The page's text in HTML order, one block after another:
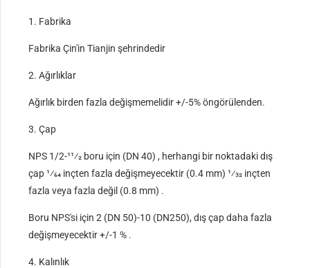
1. Fabrika
Fabrika Çin'in Tianjin şehrindedir
2. Ağırlıklar
Ağırlık birden fazla değişmemelidir +/-5% öngörülenden.
3. Çap
NPS 1/2-11⁄2 boru için (DN 40) , herhangi bir noktadaki dış
çap 1⁄64 inçten fazla değişmeyecektir (0.4 mm) 1⁄32 inçten
fazla veya fazla değil (0.8 mm) .
Boru NPS'si için 2 (DN 50)-10 (DN250), dış çap daha fazla
değişmeyecektir +/-1 % .
4. Kalınlık